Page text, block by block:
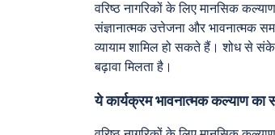
वरिष्ठ नागरिकों के लिए मानसिक
संज्ञानात्मक उत्तेजना और भावनात्मक
व्यायाम शामिल हो सकते हैं। शोध से
बढ़ावा मिलता है।
ये कार्यक्रम भावनात्मक कल्याण